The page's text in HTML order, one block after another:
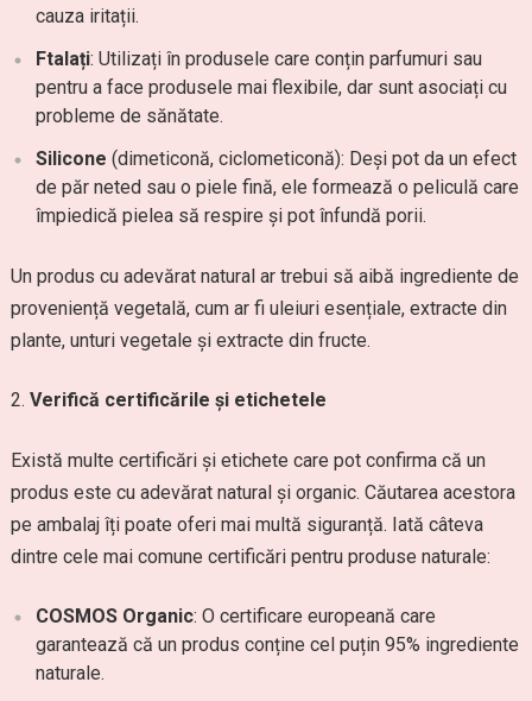
cauza iritații.
Ftalați: Utilizați în produsele care conțin parfumuri sau
pentru a face produsele mai flexibile, dar sunt asociați cu
probleme de sănătate.
Silicone (dimeticonă, ciclometiconă): Deși pot da un efect
de păr neted sau o piele fină, ele formează o peliculă care
împiedică pielea să respire și pot înfundă porii.
Un produs cu adevărat natural ar trebui să aibă ingrediente de
proveniență vegetală, cum ar fi uleiuri esențiale, extracte din
plante, unturi vegetale și extracte din fructe.
Verifică certificările și etichetele
Există multe certificări și etichete care pot confirma că un
produs este cu adevărat natural și organic. Căutarea acestora
pe ambalaj îți poate oferi mai multă siguranță. Iată câteva
dintre cele mai comune certificări pentru produse naturale:
COSMOS Organic: O certificare europeană care
garantează că un produs conține cel puțin 95% ingrediente
naturale.